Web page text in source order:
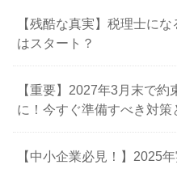
【残酷な真実】税理士に
はスタート？
【重要】2027年3月末で
に！今すぐ準備すべき対策
【中小企業必見！】2025